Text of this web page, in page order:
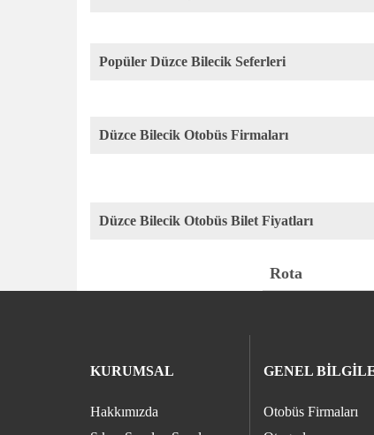
Popüler Düzce Bilecik Seferleri
Düzce Bilecik Otobüs Firmaları
Düzce Bilecik Otobüs Bilet Fiyatları
Rota
KURUMSAL
Hakkımızda
GENEL
Otobüs Firmaları